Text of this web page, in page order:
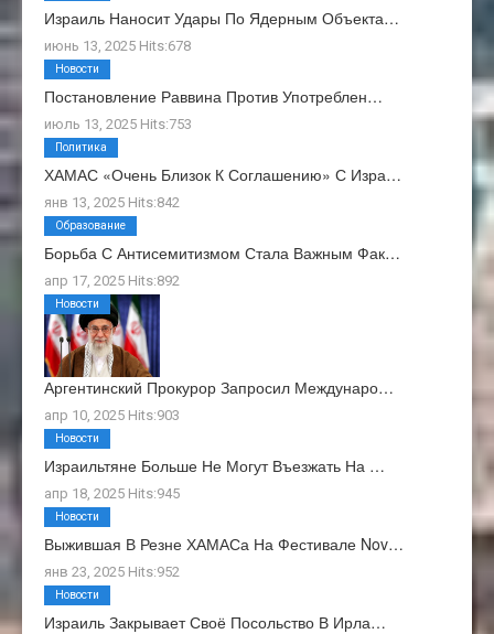
Израиль Наносит Удары По Ядерным Объекта…
июнь 13, 2025 Hits:678
Постановление Раввина Против Употреблен…
июль 13, 2025 Hits:753
Новости
ХАМАС «очень Близок К Соглашению» С Изра…
янв 13, 2025 Hits:842
Политика
Борьба С Антисемитизмом Стала Важным Фак…
апр 17, 2025 Hits:892
Образование
Аргентинский Прокурор Запросил Междунаро…
апр 10, 2025 Hits:903
Новости
Израильтяне Больше Не Могут Въезжать На …
апр 18, 2025 Hits:945
Новости
Выжившая В Резне ХАМАСа На Фестивале Nov…
янв 23, 2025 Hits:952
Новости
Израиль Закрывает Своё Посольство В Ирла…
Новости